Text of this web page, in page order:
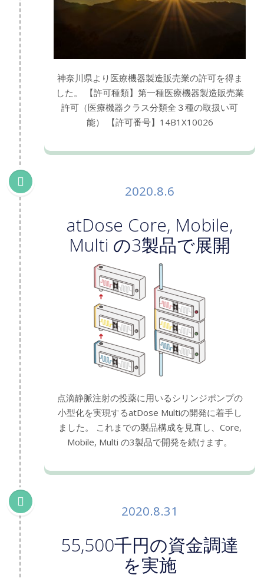
神奈川県より医療機器製造販売業の許可を得ま
した。 【許可種類】第一種医療機器製造販売業
許可（医療機器クラス分類全３種の取扱い可
能） 【許可番号】14B1X10026
2020.8.6
atDose Core, Mobile,
Multi の3製品で展開
点滴静脈注射の投薬に用いるシリンジポンプの
小型化を実現するatDose Multiの開発に着手し
ました。 これまでの製品構成を見直し、Core,
Mobile, Multi の3製品で開発を続けます。
2020.8.31
55,500千円の資金調達
を実施